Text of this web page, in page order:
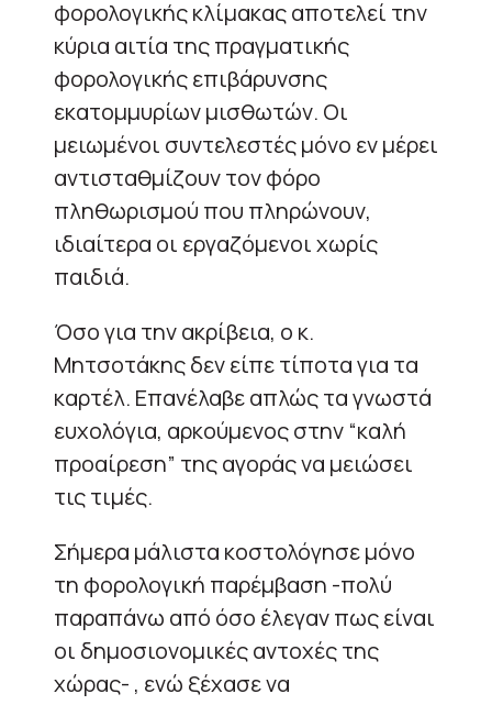
φορολογικής κλίμακας αποτελεί την
κύρια αιτία της πραγματικής
φορολογικής επιβάρυνσης
εκατομμυρίων μισθωτών. Οι
μειωμένοι συντελεστές μόνο εν μέρει
αντισταθμίζουν τον φόρο
πληθωρισμού που πληρώνουν,
ιδιαίτερα οι εργαζόμενοι χωρίς
παιδιά.
Όσο για την ακρίβεια, ο κ.
Μητσοτάκης δεν είπε τίποτα για τα
καρτέλ. Επανέλαβε απλώς τα γνωστά
ευχολόγια, αρκούμενος στην “καλή
προαίρεση” της αγοράς να μειώσει
τις τιμές.
Σήμερα μάλιστα κοστολόγησε μόνο
τη φορολογική παρέμβαση -πολύ
παραπάνω από όσο έλεγαν πως είναι
οι δημοσιονομικές αντοχές της
χώρας- , ενώ ξέχασε να